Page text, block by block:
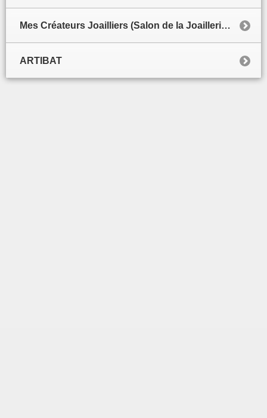
Mes Créateurs Joailliers (Salon de la Joaillerie de luxe)
ARTIBAT